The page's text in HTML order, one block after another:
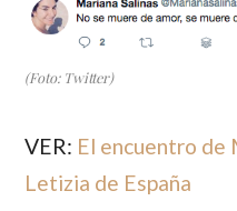
(Foto: Twitter)
VER: El encuentro de
Letizia de España